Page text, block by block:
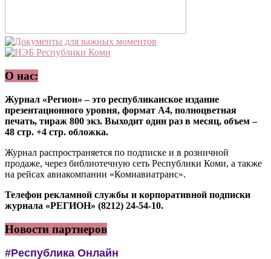
О нас:
Журнал «Регион» – это республиканское издание
презентационного уровня, формат А4, полноцветная
печать, тираж 800 экз. Выходит один раз в месяц, объем –
48 стр. +4 стр. обложка.
Журнал распространяется по подписке и в розничной
продаже, через библиотечную сеть Республики Коми, а также
на рейсах авиакомпании «Комиавиатранс».
Телефон рекламной службы и корпоративной подписки
журнала «РЕГИОН» (8212) 24-54-10.
Новости партнеров